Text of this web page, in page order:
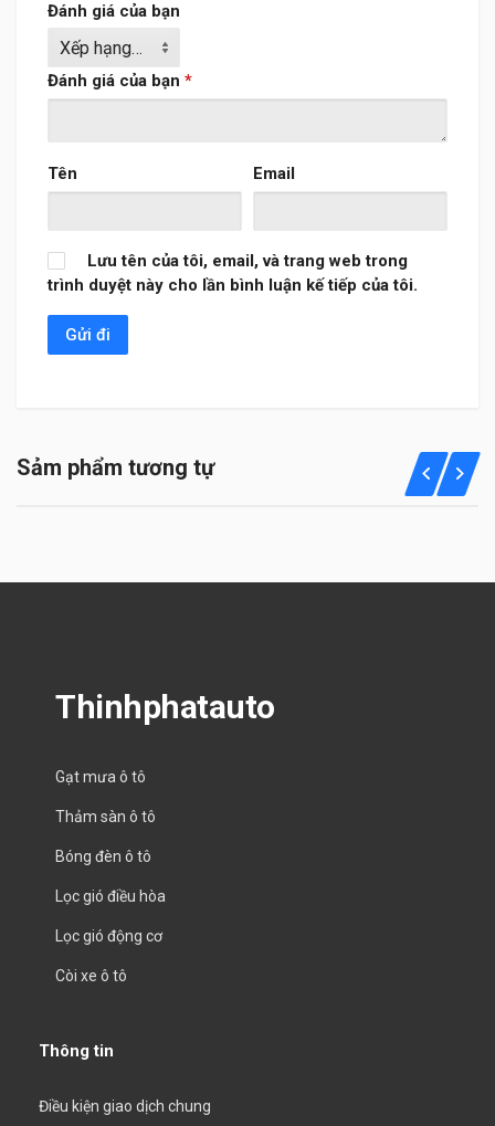
Đánh giá của bạn
Đánh giá của bạn *
Tên Email
Lưu tên của tôi, email, và trang web trong
trình duyệt này cho lần bình luận kế tiếp của tôi.
Sảm phẩm tương tự
Thinhphatauto
Gạt mưa ô tô
Thảm sàn ô tô
Bóng đèn ô tô
Lọc gió điều hòa
Lọc gió động cơ
Còi xe ô tô
Thông tin
Điều kiện giao dịch chung